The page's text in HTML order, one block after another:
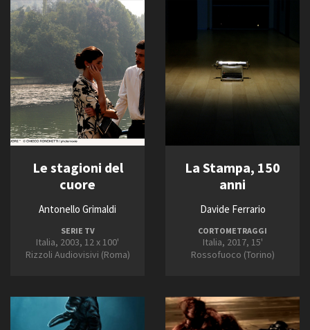
Amministrazione trasparente
Contatti
Privacy
Whistleblowing
Credits
2011
2012
2013
2015
2016
2018
2019
2020
2022
2024
2025
2027
Le stagioni del
cuore
Antonello Grimaldi
SERIE TV
Italia, 2003, 12 x 100'
Rizzoli Audiovisivi (Roma)
La Stampa, 150
anni
Davide Ferrario
CORTOMETRAGGI
Italia, 2017, 15'
Rossofuoco (Torino)